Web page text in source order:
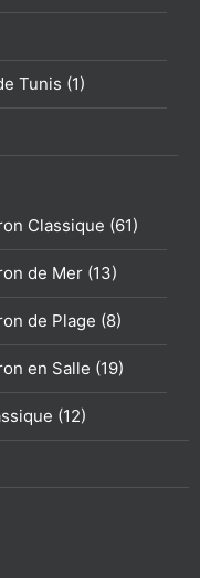
Tunis (1)
Classique (61)
de Mer (13)
de Plage (8)
en Salle (19)
(12)